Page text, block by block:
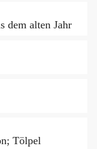
dem alten Jahr
Tölpel